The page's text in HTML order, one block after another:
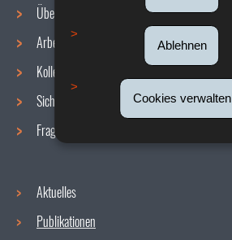
Ablehnen
Cookies verwalten
Navigationsmenü
Über uns
Arbeitsbedingungen
Kollektive Vereinbarungen
Sicherheit/Gesundheit am Arbeitsplatz
Fragen / Antworten
Aktuelles
Publikationen